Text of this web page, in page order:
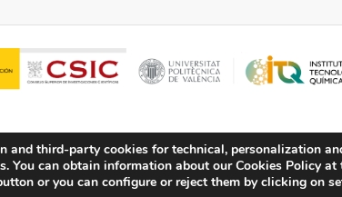
Privacy Policy- Cookies Policy
and third-party cookies for technical, personalization
You can obtain information about our Cookies Policy
or you can configure or reject them by clicking on